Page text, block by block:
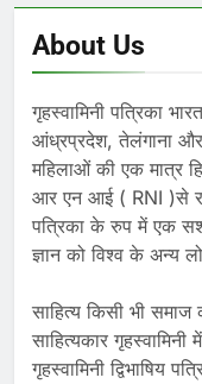
About Us
गृहस्वामिनी पत्रिका
आंध्रप्रदेश, तेलंगाना और
महिलाओं की एक मात्र
आर एन आई ( RNI )से
पत्रिका के रुप में एक
ज्ञान को विश्व के अन्य
साहित्य किसी भी समाज
साहित्यकार
गृहस्वामिनी द्विभाषिय